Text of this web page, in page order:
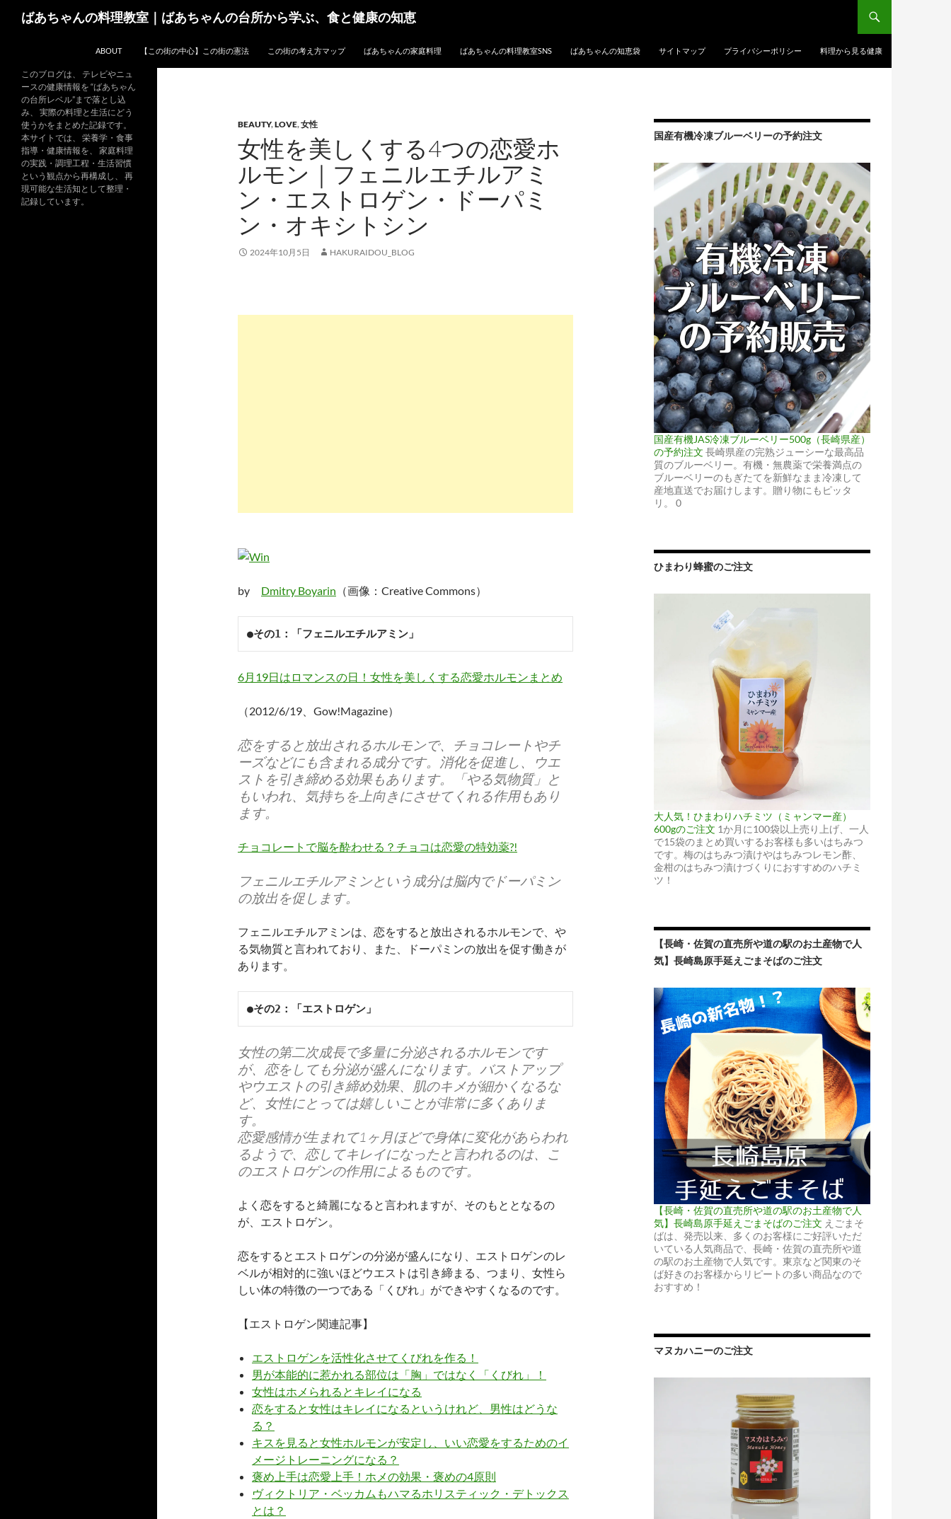
ばあちゃんの料理教室｜ばあちゃんの台所から学ぶ、食と健康の知恵
ABOUT 【この街の中心】この街の憲法 この街の考え方マップ ばあちゃんの家庭料理 ばあちゃんの料理教室SNS ばあちゃんの知恵袋 サイトマップ プライバシーポリシー 料理から見る健康
BEAUTY,LOVE,女性
女性を美しくする4つの恋愛ホ
ルモン｜フェニルエチルアミ
ン・エストロゲン・ドーパミ
ン・オキシトシン
2024年10月5日 HAKURAIDOU_BLOG
by Dmitry Boyarin （画像：Creative Commons）
●その1：「フェニルエチルアミン」
6月19日はロマンスの日！女性を美しくする恋愛ホルモンまとめ
（2012/6/19、Gow!Magazine）
恋をすると放出されるホルモンで、チョコレートやチ
ーズなどにも含まれる成分です。消化を促進し、ウエ
ストを引き締める効果もあります。「やる気物質」と
もいわれ、気持ちを上向きにさせてくれる作用もあり
ます。
チョコレートで脳を酔わせる？チョコは恋愛の特効薬?!
フェニルエチルアミンという成分は脳内でドーパミン
の放出を促します。
フェニルエチルアミンは、恋をすると放出されるホルモンで、や
る気物質と言われており、また、ドーパミンの放出を促す働きが
あります。
●その2：「エストロゲン」
女性の第二次成長で多量に分泌されるホルモンです
が、恋をしても分泌が盛んになります。バストアップ
やウエストの引き締め効果、肌のキメが細かくなるな
ど、女性にとっては嬉しいことが非常に多くありま
す。
恋愛感情が生まれて1ヶ月ほどで身体に変化があらわれ
るようで、恋してキレイになったと言われるのは、こ
のエストロゲンの作用によるものです。
よく恋をすると綺麗になると言われますが、そのもととなるの
が、エストロゲン。
恋をするとエストロゲンの分泌が盛んになり、エストロゲンのレ
ベルが相対的に強いほどウエストは引き締まる、つまり、女性ら
しい体の特徴の一つである「くびれ」ができやすくなるのです。
【エストロゲン関連記事】
エストロゲンを活性化させてくびれを作る！
男が本能的に惹かれる部位は「胸」ではなく「くびれ」！
女性はホメられるとキレイになる
恋をすると女性はキレイになるというけれど、男性はどうな
る？
キスを見ると女性ホルモンが安定し、いい恋愛をするためのイ
メージトレーニングになる？
褒め上手は恋愛上手！ホメの効果・褒めの4原則
ヴィクトリア・ベッカムもハマるホリスティック・デトックス
とは？
国産有機冷凍ブルーベリーの予約注文
国産有機JAS冷凍ブルーベリー500g（長崎県産）
の予約注文 長崎県産の完熟ジューシーな最高品
質のブルーベリー。有機・無農薬で栄養満点の
ブルーベリーのもぎたてを新鮮なまま冷凍して
産地直送でお届けします。贈り物にもピッタ
リ。 0
ひまわり蜂蜜のご注文
大人気！ひまわりハチミツ（ミャンマー産）
600gのご注文 1か月に100袋以上売り上げ、一人
で15袋のまとめ買いするお客様も多いはちみつ
です。梅のはちみつ漬けやはちみつレモン酢、
金柑のはちみつ漬けづくりにおすすめのハチミ
ツ！
【長崎・佐賀の直売所や道の駅のお土産物で人
気】長崎島原手延えごまそばのご注文
【長崎・佐賀の直売所や道の駅のお土産物で人
気】長崎島原手延えごまそばのご注文 えごまそ
ばは、発売以来、多くのお客様にご好評いただ
いている人気商品で、長崎・佐賀の直売所や道
の駅のお土産物で人気です。東京など関東のそ
ば好きのお客様からリピートの多い商品なので
おすすめ！
マヌカハニーのご注文
このブログは、 テレビやニュ
ースの健康情報を “ばあちゃん
の台所レベル”まで落とし込
み、 実際の料理と生活にどう
使うかをまとめた記録です。
本サイトでは、 栄養学・食事
指導・健康情報を、 家庭料理
の実践・調理工程・生活習慣
という観点から再構成し、 再
現可能な生活知として整理・
記録しています。